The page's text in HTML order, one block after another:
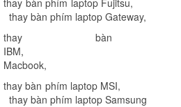
thay bàn phím laptop Gateway,
thay bàn
IBM
Macbook,
thay bàn phím laptop MSI,
thay bàn phím laptop Samsung